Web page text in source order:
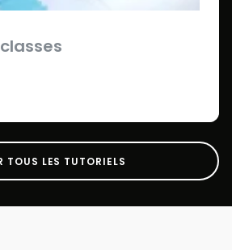
TOUS LES TUTORIELS